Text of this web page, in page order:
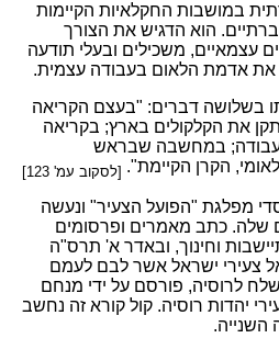
במושבות החקלאיות הקיימות
הוא הדגיש את הצורך
עצמאיים, משכילים ובעלי תודעה
את אדמת הלאום בעבודה עצמית.
בשלושה דברים: "בעצם הקריאה
את הקלקולים בארץ; בקריאה
במחשבה שבראש
הקרן הקיימת". [לסקוב עמ' 123]
מפלגת "הפועל הצעיר" ונעשה
שלה. כתב מאמרים ופרסומים
וחינוך, ובאדר א' תרס"ה
אל צעירי ישראל אשר לבם לעמם
לרוסיה, פורסם על ידי מנחם
יהדות רוסיה. קול קורא זה נחשב
השנייה.